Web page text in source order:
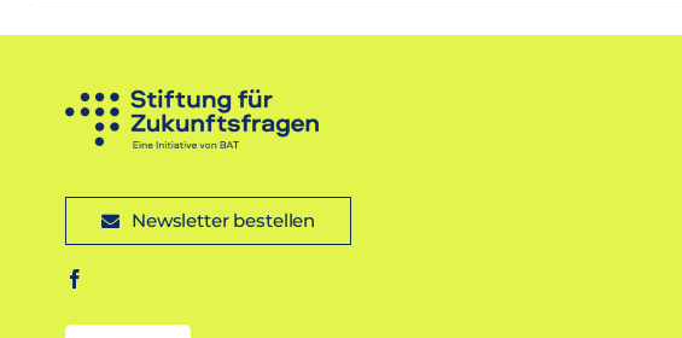
Newsletter bestellen